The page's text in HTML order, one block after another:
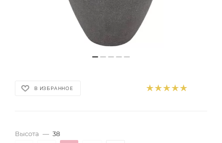
В ИЗБРАННОЕ
Высота — 38